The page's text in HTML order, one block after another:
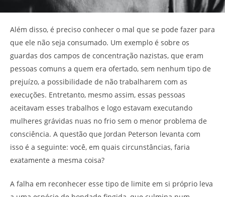
Além disso, é preciso conhecer o mal que se pode fazer para
que ele não seja consumado. Um exemplo é sobre os
guardas dos campos de concentração nazistas, que eram
pessoas comuns a quem era ofertado, sem nenhum tipo de
prejuízo, a possibilidade de não trabalharem com as
execuções. Entretanto, mesmo assim, essas pessoas
aceitavam esses trabalhos e logo estavam executando
mulheres grávidas nuas no frio sem o menor problema de
consciência. A questão que Jordan Peterson levanta com
isso é a seguinte: você, em quais circunstâncias, faria
exatamente a mesma coisa?
A falha em reconhecer esse tipo de limite em si próprio leva